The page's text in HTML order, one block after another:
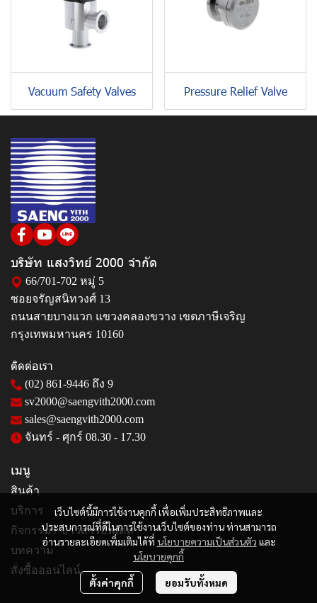
Vacuum Safety Valves Pressure Relief Valve
เว็บไซต์นี้มีการใช้งานคุกกี้ เพื่อเพิ่มประสิทธิภาพและ
ประสบการณ์ที่ดีในการใช้งานเว็บไซต์ของท่าน ท่านสามารถ
อ่านรายละเอียดเพิ่มเติมได้ที่ นโยบายความเป็นส่วนตัว และ
นโยบายคุกกี้
ตั้งค่าคุกกี้ ยอมรับทั้งหมด
บริษัท แสงวิทย์ 2000 จำกัด
66/701-702 หมู่ 5
ซอยจรัญสนิทวงศ์ 13
ถนนสายบางแวก แขวงคลองขวาง เขตภาษีเจริญ
กรุงเทพมหานคร 10160
ติดต่อเรา
(02) 861-9446 ถึง 9
sv2000@saengvith2000.com
sales@saengvith2000.com
จันทร์ - ศุกร์ 08.30 - 17.30
เมนู
สินค้า
บริการ
กิจกรรม / ข่าวสารอัพเดท
บทความ
สั่งซื้อออนไลน์